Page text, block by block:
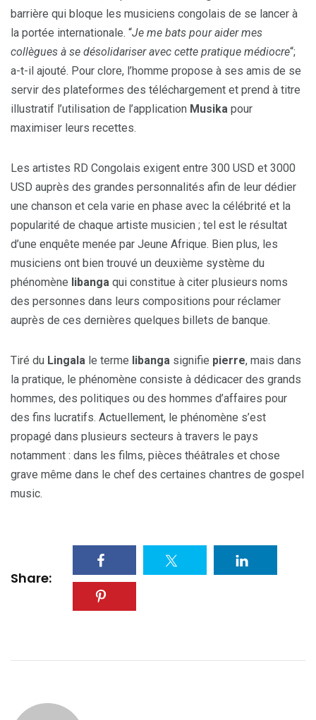
barrière qui bloque les musiciens congolais de se lancer à
la portée internationale. “Je me bats pour aider mes
collègues à se désolidariser avec cette pratique médiocre“;
a-t-il ajouté. Pour clore, l’homme propose à ses amis de se
servir des plateformes des téléchargement et prend à titre
illustratif l’utilisation de l’application Musika pour
maximiser leurs recettes.
Les artistes RD Congolais exigent entre 300 USD et 3000
USD auprès des grandes personnalités afin de leur dédier
une chanson et cela varie en phase avec la célébrité et la
popularité de chaque artiste musicien ; tel est le résultat
d’une enquête menée par Jeune Afrique. Bien plus, les
musiciens ont bien trouvé un deuxième système du
phénomène libanga qui constitue à citer plusieurs noms
des personnes dans leurs compositions pour réclamer
auprès de ces dernières quelques billets de banque.
Tiré du Lingala le terme libanga signifie pierre, mais dans
la pratique, le phénomène consiste à dédicacer des grands
hommes, des politiques ou des hommes d’affaires pour
des fins lucratifs. Actuellement, le phénomène s’est
propagé dans plusieurs secteurs à travers le pays
notamment : dans les films, pièces théâtrales et chose
grave même dans le chef des certaines chantres de gospel
music.
Share: